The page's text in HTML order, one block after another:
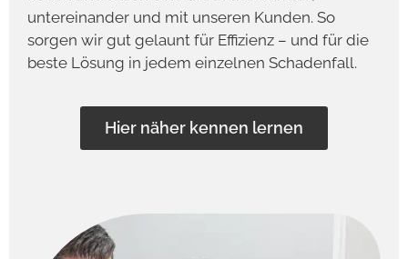
untereinander und mit unseren Kunden. So
sorgen wir gut gelaunt für Effizienz – und für die
beste Lösung in jedem einzelnen Schadenfall.
Hier näher kennen lernen